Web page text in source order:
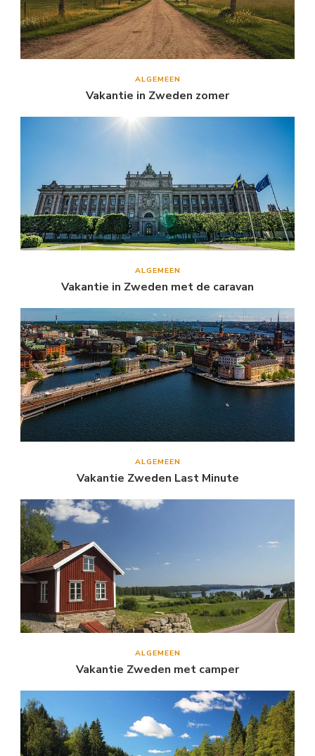
ALGEMEEN
Vakantie in Zweden zomer
ALGEMEEN
Vakantie in Zweden met de caravan
ALGEMEEN
Vakantie Zweden Last Minute
ALGEMEEN
Vakantie Zweden met camper